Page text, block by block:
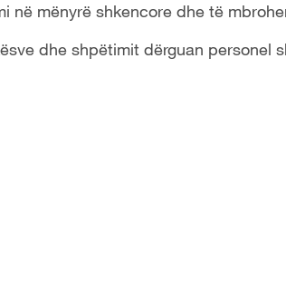
në mënyrë shkencore dhe të
dhe shpëtimit dërguan personel